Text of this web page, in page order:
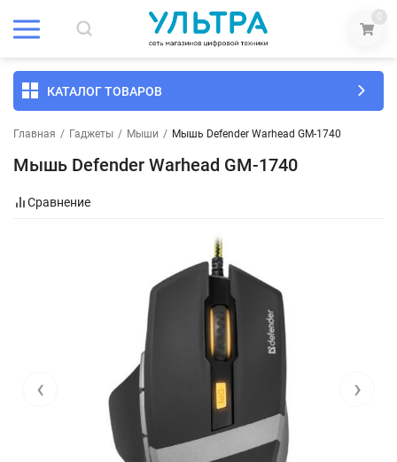
0
КАТАЛОГ ТОВАРОВ
Главная / Гаджеты / Мыши / Мышь Defender Warhead GM-1740
Мышь Defender Warhead GM-1740
Сравнение
‹ ›